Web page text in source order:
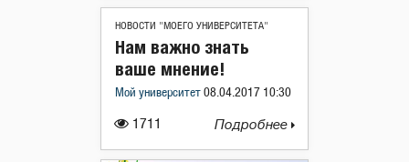
НОВОСТИ "МОЕГО УНИВЕРСИТЕТА"
1711
Нам важно знать
ваше мнение!
Мой университет 08.04.2017 10:30
Подробнее